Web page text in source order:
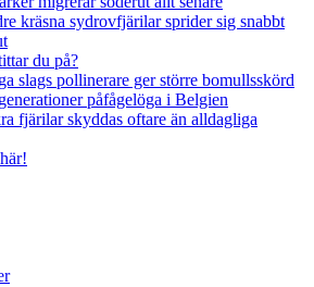
kräsna sydrovfjärilar sprider sig snabbt
du på?
slags pollinerare ger större bomullsskörd
påfågelöga i Belgien
fjärilar skyddas oftare än alldagliga